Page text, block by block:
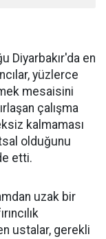
Diyarbakır'da en
yüzlerce
mesaisini
çalışma
kalmaması
olduğunu
etti.
uzak bir
ustalar, gerekli